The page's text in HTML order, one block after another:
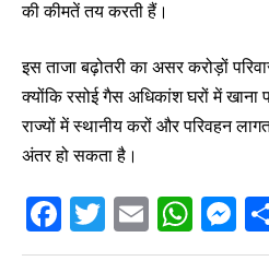
की कीमतें तय करती हैं।
इस ताजा बढ़ोतरी का असर करोड़ों
क्योंकि रसोई गैस अधिकांश घरों में
राज्यों में स्थानीय करों और परिवहन
अंतर हो सकता है।
F
a
T
wi
E
m
W
h
M
e